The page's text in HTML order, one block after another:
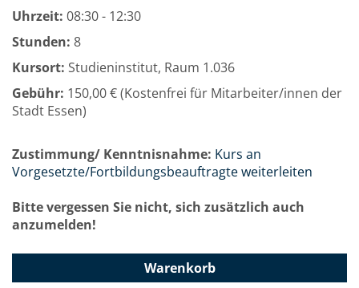
Uhrzeit: 08:30 - 12:30
Stunden: 8
Kursort: Studieninstitut, Raum 1.036
Gebühr: 150,00 € (Kostenfrei für Mitarbeiter/innen der
Stadt Essen)
Zustimmung/ Kenntnisnahme: Kurs an
Vorgesetzte/Fortbildungsbeauftragte weiterleiten
Bitte vergessen Sie nicht, sich zusätzlich auch
anzumelden!
Warenkorb